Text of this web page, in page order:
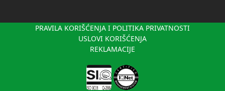
PRAVILA KORIŠĆENJA I POLITIKA PRIVATNOSTI
USLOVI KORIŠĆENJA
REKLAMACIJE